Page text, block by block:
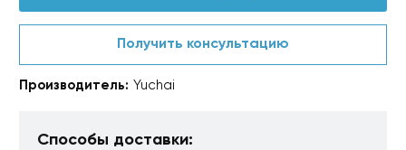
Получить консультацию
Производитель: Yuchai
Способы доставки: